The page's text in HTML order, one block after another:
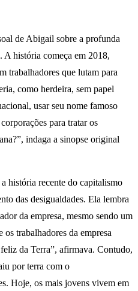
de Abigail sobre a profunda
A história começa em 2018,
trabalhadores que lutam para
como herdeira, sem papel
usar seu nome famoso
para tratar os
indaga a sinopse original
história recente do capitalismo
das desigualdades. Ela lembra
da empresa, mesmo sendo um
trabalhadores da empresa
da Terra”, afirmava. Contudo,
por terra com o
Hoje, os mais jovens vivem em